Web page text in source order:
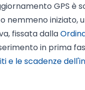
GPS è
iniziato,
fissata dalla
in prima
e le scadenze